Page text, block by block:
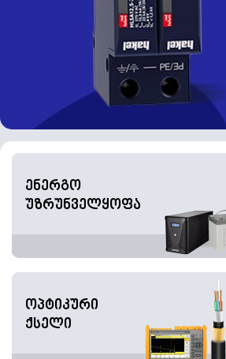
ენერგო
უზრუნველყოფა
ოპტიკური
ქსელი